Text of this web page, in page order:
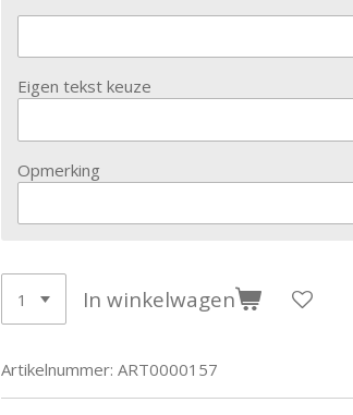
Eigen tekst keuze
Opmerking
In winkelwagen
Artikelnummer: ART0000157